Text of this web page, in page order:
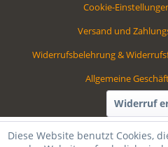
Cookie-
Versand und
Widerrufsbelehrung &
Allgemeine
Widerruf
Diese Website benutzt Cookies,